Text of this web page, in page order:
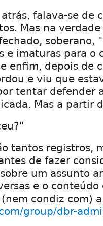
falava-se de
Mas na
soberano,
e imaturas para o
enfim, depois de
e viu que
tentar defender
Mas a partir
tantos registros,
de fazer
um assunto
e o
condiz com)
group/dbr-